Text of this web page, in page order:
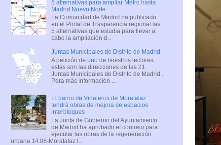
5 alternativas para ampliar Metro hasta
Madrid Nuevo Norte
La Comunidad de Madrid ha publicado
en el Portal de Trasparencia regional las
5 alternativas que estudia para llevar a
cabo la ampliación d...
Juntas Municipales de Distrito de Madrid
A petición de uno de nuestros lectores,
estas son las direcciones de las 21
Juntas Municipales de Distrito de Madrid .
Para más información ...
El barrio de Vinateros de Moratalaz
tendrá obras de mejora de espacios
interbloques
La Junta de Gobierno del Ayuntamiento
de Madrid ha aprobado el contrato para
ejecutar las obras de la regeneración
urbana 14.06-Moratalaz I...